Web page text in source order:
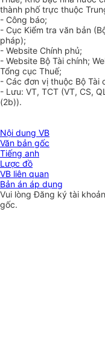
thành phố trực thuộc
- Công báo;
- Cục Kiểm tra văn bản
pháp);
- Website Chính phủ;
- Website Bộ Tài chính;
Tổng cục Thuế;
- Các đơn vị thuộc Bộ Tài
- Lưu: VT, TCT (VT, CS,
(2b)).
Nội dung VB
Văn bản gốc
Tiếng anh
Lược đồ
VB liên quan
Bản án áp dụng
Vui lòngĐăng ký tài
gốc.